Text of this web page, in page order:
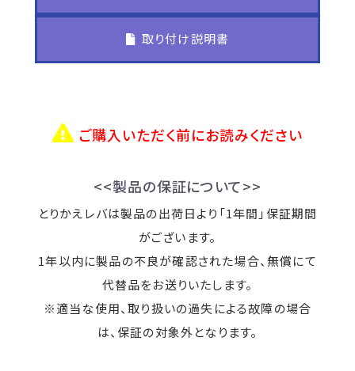
取り付け説明書
ご購入いただく前にお読みください
<<製品の保証について>>
とりかえレバは製品の出荷日より「1年間」保証期間
がございます。
1年以内に製品の不良が確認された場合、無償にて
代替品をお送りいたします。
※適当な使用、取り扱いの過失による故障の場合
は、保証の対象外となります。